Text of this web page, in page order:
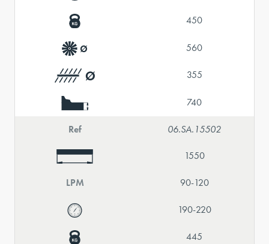
450
560
355
740
Ref 06.SA.15502
1550
LPM 90-120
190-220
445